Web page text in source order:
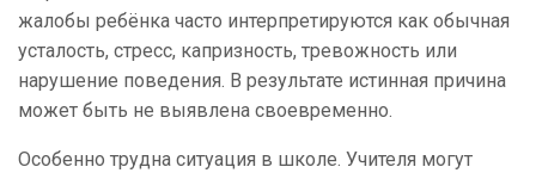
жалобы ребёнка часто интерпретируются как обычная
усталость, стресс, капризность, тревожность или
нарушение поведения. В результате истинная причина
может быть не выявлена своевременно.
Особенно трудна ситуация в школе. Учителя могут